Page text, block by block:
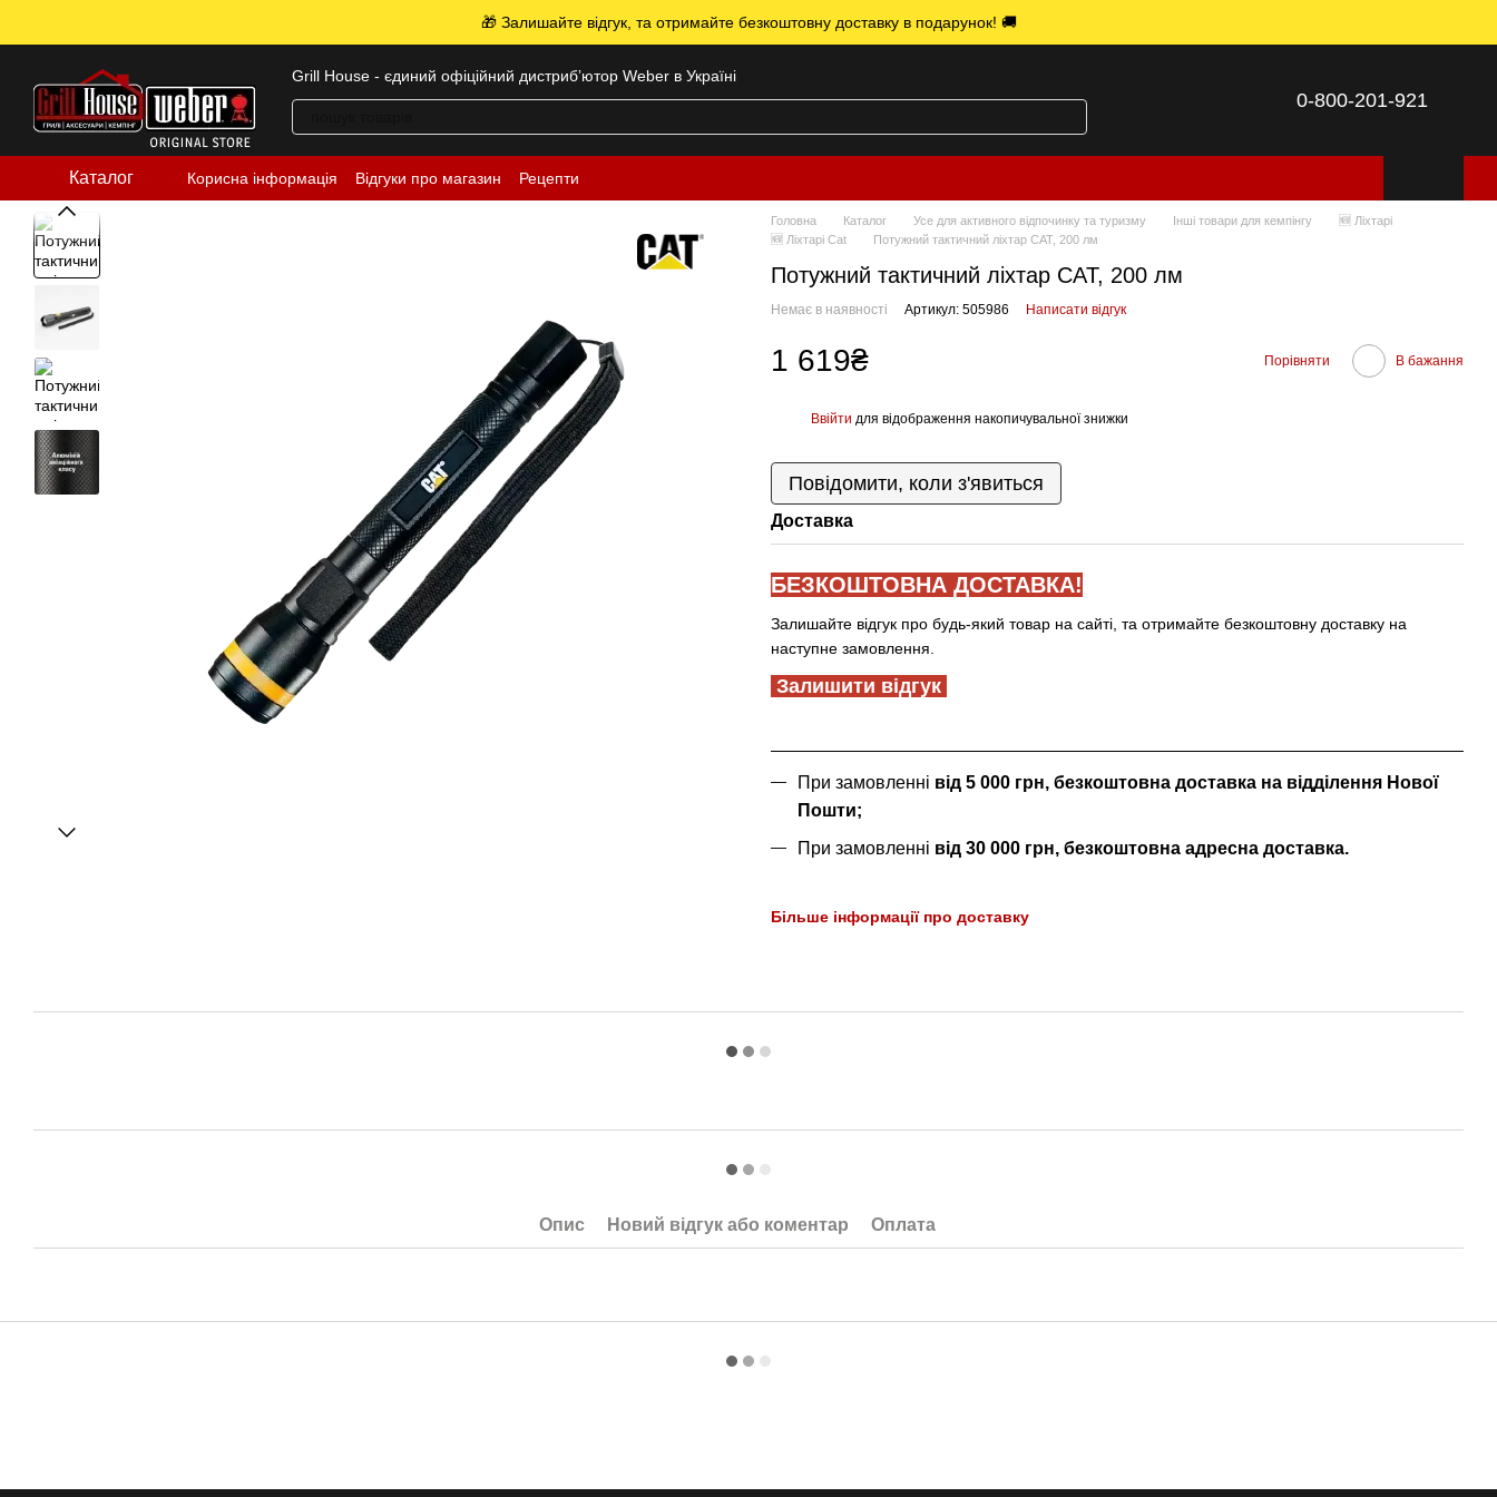
🎁 Залишайте відгук, та отримайте безкоштовну доставку в подарунок! 🚚
Grill House - єдиний офіційний дистрибʼютор Weber в Україні
0-800-201-921
Каталог Корисна інформація Відгуки про магазин Рецепти
Головна Каталог Усе для активного відпочинку та туризму Інші товари для кемпінгу
🆕 Ліхтарі
🆕 Ліхтарі Cat
Потужний тактичний ліхтар CAT, 200 лм
Потужний тактичний ліхтар CAT, 200 лм
Немає в наявності Артикул: 505986 Написати відгук
1 619₴ Порівняти В бажання
Ввійти для відображення накопичувальної знижки
Повідомити, коли з'явиться
Доставка
БЕЗКОШТОВНА ДОСТАВКА!
Залишайте відгук про будь-який товар на сайті, та отримайте безкоштовну доставку на
наступне замовлення.
Залишити відгук
При замовленні від 5 000 грн, безкоштовна доставка на відділення Нової
Пошти;
При замовленні від 30 000 грн, безкоштовна адресна доставка.
Більше інформації про доставку
Опис Новий відгук або коментар Оплата